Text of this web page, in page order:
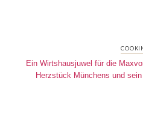
Ein Wirtshausjuwel für die
Herzstück Münchens und